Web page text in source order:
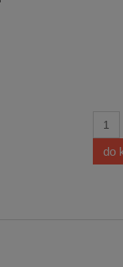
do